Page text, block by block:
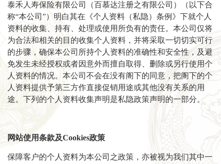
泰禾人寿保险有限公司（百慕达注册之有限公司）（以下合
称“本公司”）明白其在《个人资料（私隐）条例》下就个人
资料的收集、持有、处理或使用所负有的责任。本公司仅将
为合法和相关的目的收集个人资料，并将采取一切切实可行
的步骤，确保本公司所持个人资料的准确性和安全性，及避
免发生未经授权或者因意外而擅自取得、删除或另行使用个
人资料的情况。本公司不会在没有阁下的同意，把阁下的个
人资料提供予第三方作直接促销用途或其他没有关系的用
途。下列的个人资料收集声明是私隐政策声明的一部分。
网站使用条款及Cookies政策
保障客户的个人资料为本公司之政策，亦被视为我们其中一